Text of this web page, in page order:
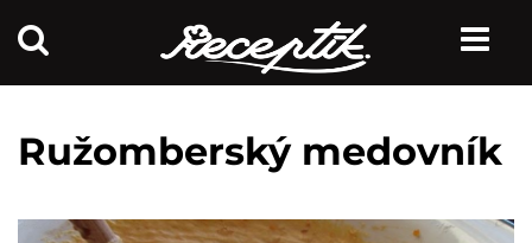
Ružomberský medovník